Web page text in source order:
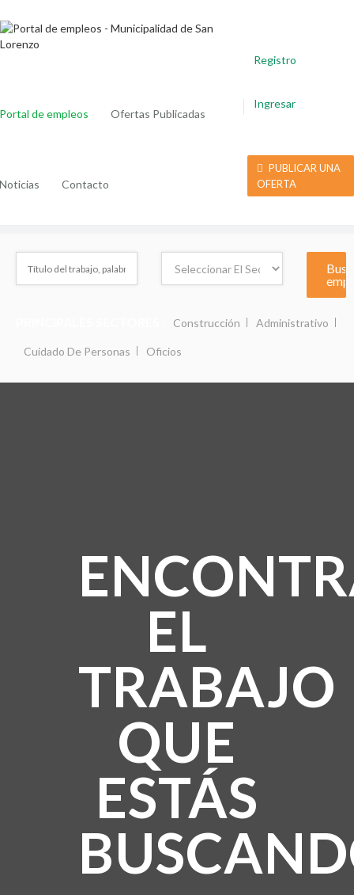
Portal de empleos Ofertas Publicadas
Noticias Contacto
Registro
Ingresar
PUBLICAR UNA
OFERTA
Construcción Administrativo
Cuidado De Personas Oficios
EL
TRABAJO
QUE
ESTÁS